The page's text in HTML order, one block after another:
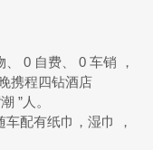
0 自费、 0 车销 ，
携程四钻酒店
”人。
配有纸巾，湿巾 ，